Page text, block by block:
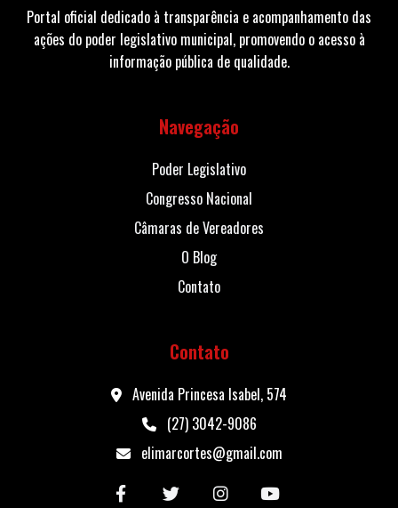
Portal oficial dedicado à transparência e acompanhamento das
ações do poder legislativo municipal, promovendo o acesso à
informação pública de qualidade.
Navegação
Poder Legislativo
Congresso Nacional
Câmaras de Vereadores
O Blog
Contato
Contato
Avenida Princesa Isabel, 574
(27) 3042-9086
elimarcortes@gmail.com